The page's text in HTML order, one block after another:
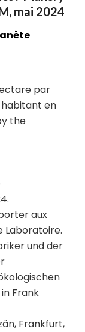
mai 2024
par
habitant en
the
aux
Laboratoire.
und der
Frank
Frankfurt,